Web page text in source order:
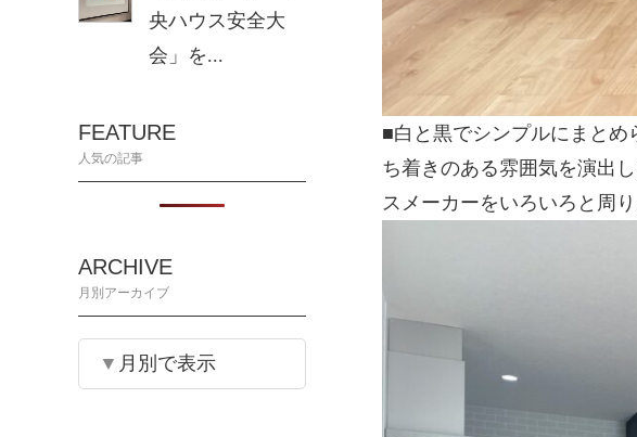
央ハウス安全大
会」を...
FEATURE
人気の記事
ARCHIVE
月別アーカイブ
月別で表示
■白と黒でシンプルにまと
ち着きのある雰囲気を演出し
スメーカーをいろいろと周